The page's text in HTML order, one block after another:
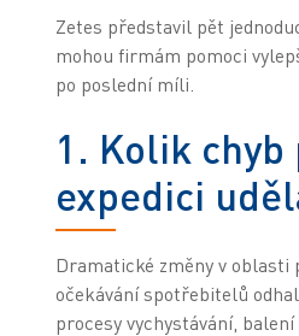
Zetes představil pět
mohou firmám pomoci
po poslední míli.
1. Kolik chyb
expedici
Dramatické změny v oblasti
očekávání spotřebitelů
procesy vychystávání, balení